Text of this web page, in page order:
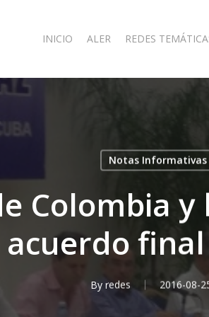
INICIO ALER REDES
Notas Informativas
Colombia y
acuerdo
By redes 2016-08-